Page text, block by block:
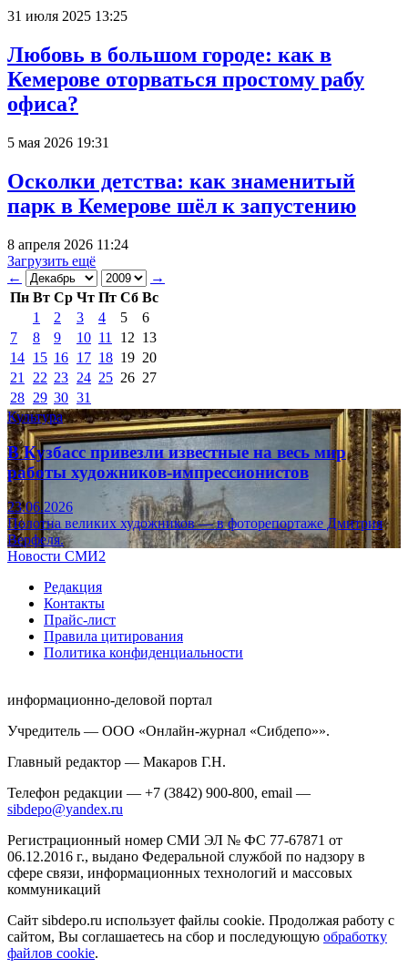
31 июля 2025 13:25
Любовь в большом городе: как в
Кемерове оторваться простому рабу
офиса?
5 мая 2026 19:31
Осколки детства: как знаменитый
парк в Кемерове шёл к запустению
8 апреля 2026 11:24
Загрузить ещё
←
→
Пн Вт Ср Чт Пт Сб Вс
1
2 3 4 5
6
7
8 9 10 11 12 13
14 15 16 17 18 19 20
21
22 23 24 25 26 27
28 29 30 31
Культура
В Кузбасс привезли известные на весь мир
работы художников-импрессионистов
23.06.2026
Полотна великих художников — в фоторепортаже Дмитрия
Верфеля.
Новости СМИ2
Редакция
Контакты
Прайс-лист
Правила цитирования
Политика конфиденциальности
информационно-деловой портал
Учредитель — ООО «Онлайн-журнал «Сибдепо»».
Главный редактор — Макаров Г.Н.
Телефон редакции — +7 (3842) 900-800, email —
sibdepo@yandex.ru
Регистрационный номер СМИ ЭЛ № ФС 77-67871 от
06.12.2016 г., выдано Федеральной службой по надзору в
сфере связи, информационных технологий и массовых
коммуникаций
Сайт sibdepo.ru использует файлы cookie. Продолжая работу с
сайтом, Вы соглашаетесь на сбор и последующую обработку
файлов cookie.